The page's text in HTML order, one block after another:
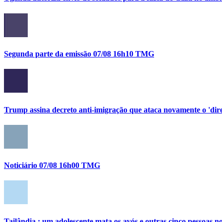
Segunda parte da emissão 07/08 16h10 TMG
Trump assina decreto anti-imigração que ataca novamente o
Noticiário 07/08 16h00 TMG